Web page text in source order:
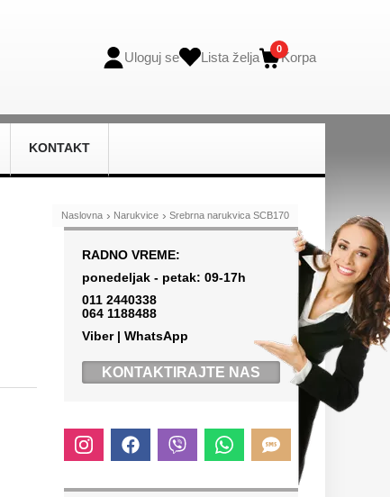
Uloguj se Lista želja
0
Korpa
KONTAKT
Naslovna › Narukvice › Srebrna narukvica SCB170
RADNO VREME:
ponedeljak - petak: 09-17h
011 2440338
064 1188488
Viber| WhatsApp
KONTAKTIRAJTE NAS